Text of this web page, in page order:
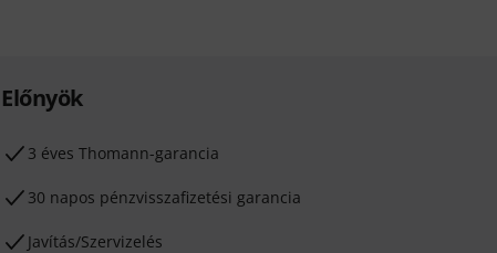
Előnyök
3 éves Thomann-garancia
30 napos pénzvisszafizetési garancia
Javítás/Szervizelés